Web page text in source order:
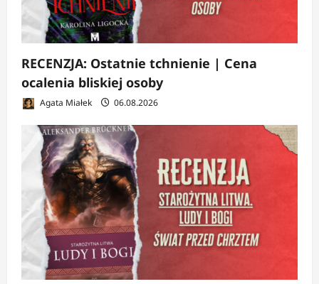
RECENZJA: Ostatnie tchnienie | Cena
ocalenia bliskiej osoby
Agata Miałek 06.08.2026